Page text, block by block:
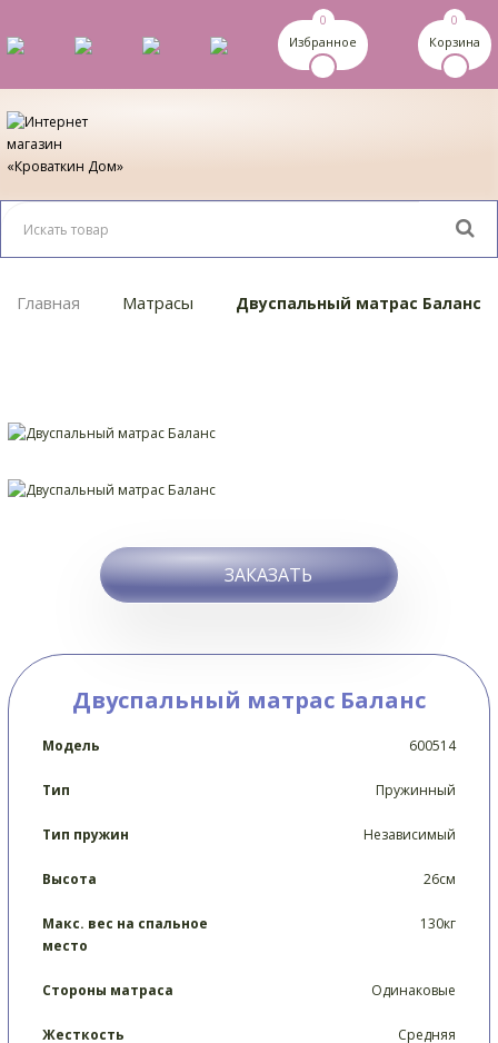
0
Избранное
0
Корзина
Главная Матрасы Двуспальный матрас Баланс
ЗАКАЗАТЬ
Двуспальный матрас Баланс
Модель 600514
Тип Пружинный
Тип пружин Независимый
Высота 26см
Макс. вес на спальное
место
130кг
Стороны матраса Одинаковые
Жесткость Средняя